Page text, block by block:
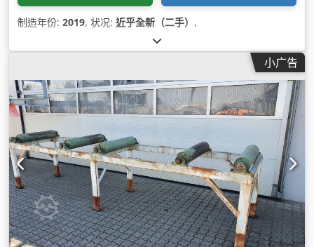
制造年份: 2019, 状况: 近乎全新（二手） ,
小广告